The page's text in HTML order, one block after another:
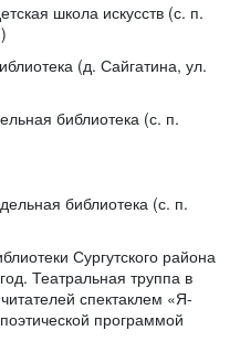
школа искусств (с. п.
(д. Сайгатина, ул.
библиотека (с. п.
библиотека (с. п.
Сургутского района
Театральная труппа в
спектаклем «Я-
программой